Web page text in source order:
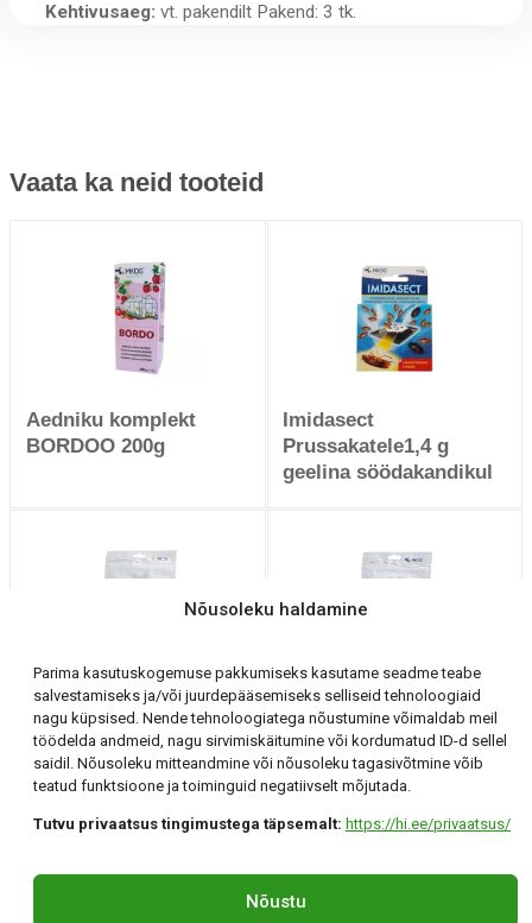
Nõusoleku haldamine
Parima kasutuskogemuse pakkumiseks kasutame seadme teabe
salvestamiseks ja/või juurdepääsemiseks selliseid tehnoloogiaid
nagu küpsised. Nende tehnoloogiatega nõustumine võimaldab meil
töödelda andmeid, nagu sirvimiskäitumine või kordumatud ID-d sellel
saidil. Nõusoleku mitteandmine või nõusoleku tagasivõtmine võib
teatud funktsioone ja toiminguid negatiivselt mõjutada.
Tutvu privaatsus tingimustega täpsemalt: https://hi.ee/privaatsus/
Nõustu
Kehtivusaeg: vt. pakendilt Pakend: 3 tk.
Vaata ka neid tooteid
Aedniku komplekt
BORDOO 200g
Imidasect
Prussakatele1,4 g
geelina söödakandikul
Pherozzip Feromoon
Suveviljade
Mähkurlane liimpüünis
Pherozzip Feromoon
Hobukastani keerukoi
liimpüünis
Holding Invest OÜ
Tartu, Klaasi 12 +372 56 294 071 hi@hi.ee